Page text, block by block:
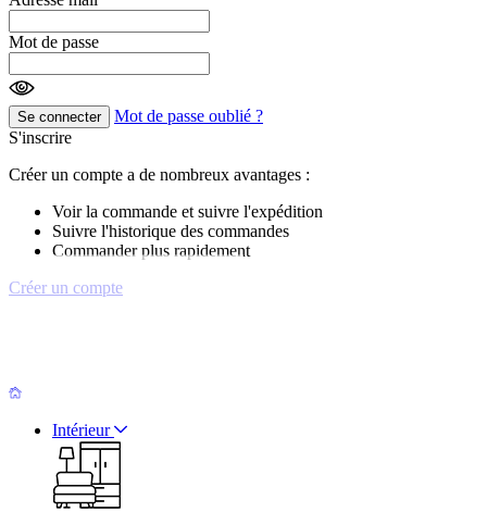
Mot de passe
Se connecter
Mot de passe oublié ?
S'inscrire
Créer un compte a de nombreux avantages :
Voir la commande et suivre l'expédition
Suivre l'historique des commandes
Commander plus rapidement
Créer un compte
Intérieur